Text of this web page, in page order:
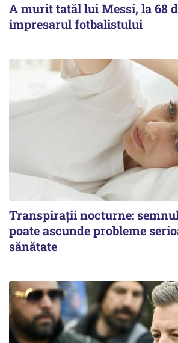
A murit tatăl lui Messi, la 68
impresarul fotbalistului
Transpirații nocturne:
poate ascunde probleme
sănătate